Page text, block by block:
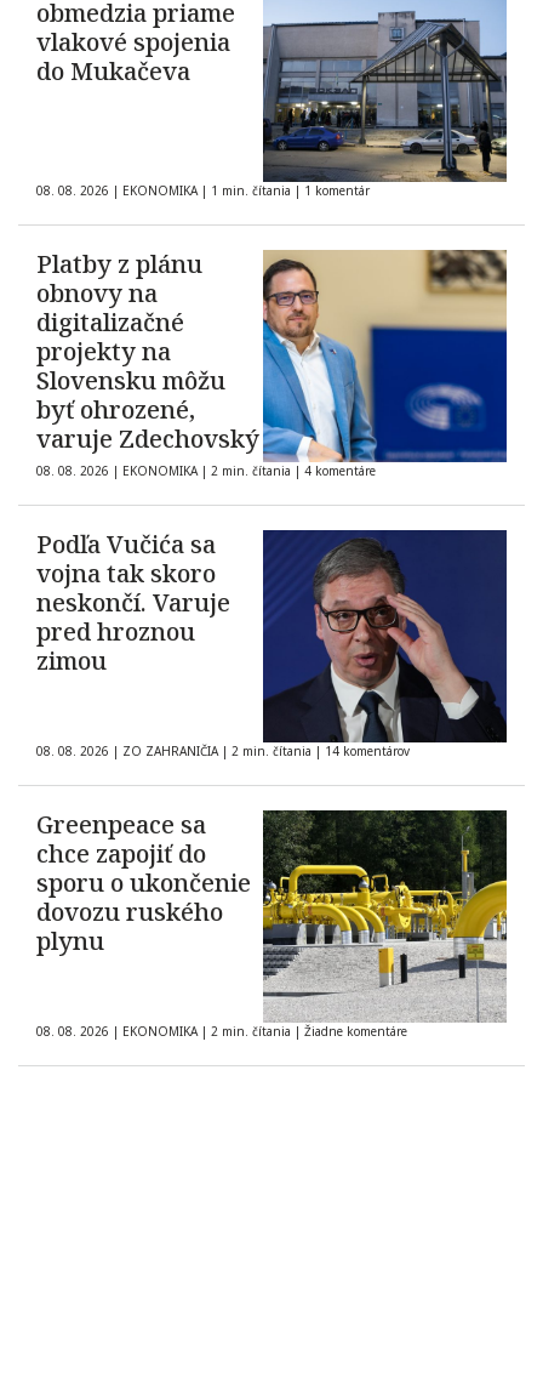
obmedzia priame
vlakové spojenia
do Mukačeva
08. 08. 2026 | EKONOMIKA | 1 min. čítania | 1 komentár
Platby z plánu
obnovy na
digitalizačné
projekty na
Slovensku môžu
byť ohrozené,
varuje Zdechovský
08. 08. 2026 | EKONOMIKA | 2 min. čítania | 4 komentáre
Podľa Vučića sa
vojna tak skoro
neskončí. Varuje
pred hroznou
zimou
08. 08. 2026 | ZO ZAHRANIČIA | 2 min. čítania | 14 komentárov
Greenpeace sa
chce zapojiť do
sporu o ukončenie
dovozu ruského
plynu
08. 08. 2026 | EKONOMIKA | 2 min. čítania | Žiadne komentáre